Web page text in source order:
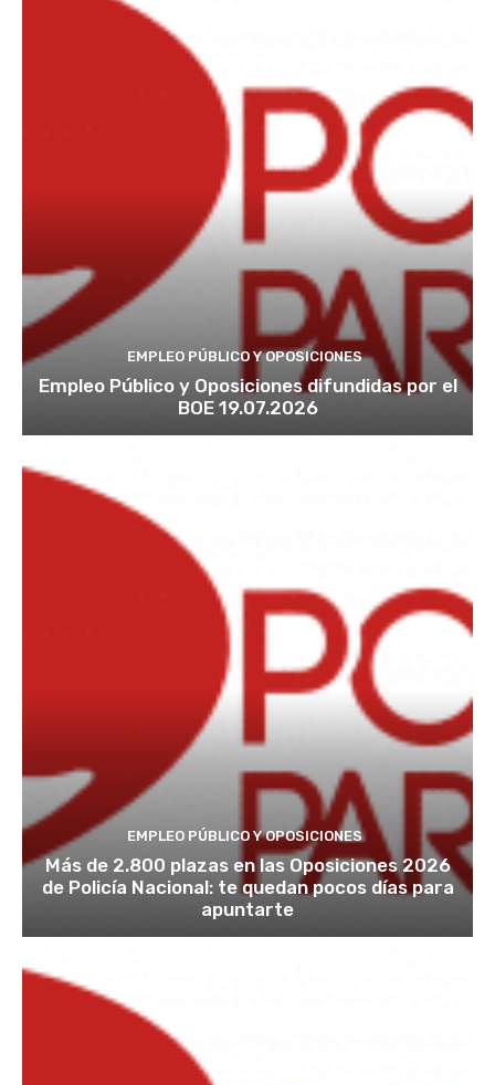
EMPLEO PÚBLICO Y OPOSICIONES
Empleo Público y Oposiciones difundidas por el
BOE 19.07.2026
EMPLEO PÚBLICO Y OPOSICIONES
Más de 2.800 plazas en las Oposiciones 2026
de Policía Nacional: te quedan pocos días para
apuntarte